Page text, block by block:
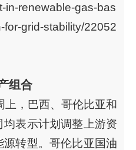
in-renewable-gas-bas
grid-stability/22052
组合
，巴西、哥伦比亚和
表示计划调整上游资
转型。哥伦比亚国油